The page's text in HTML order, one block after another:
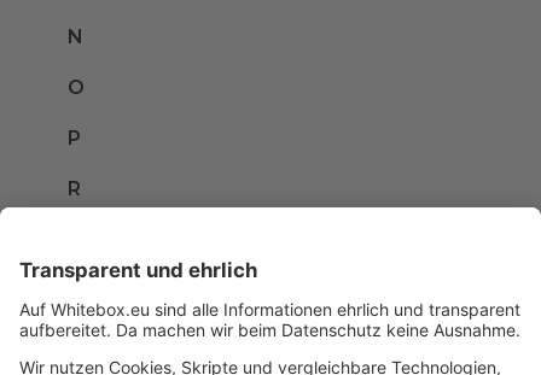
N
O
P
R
T
U